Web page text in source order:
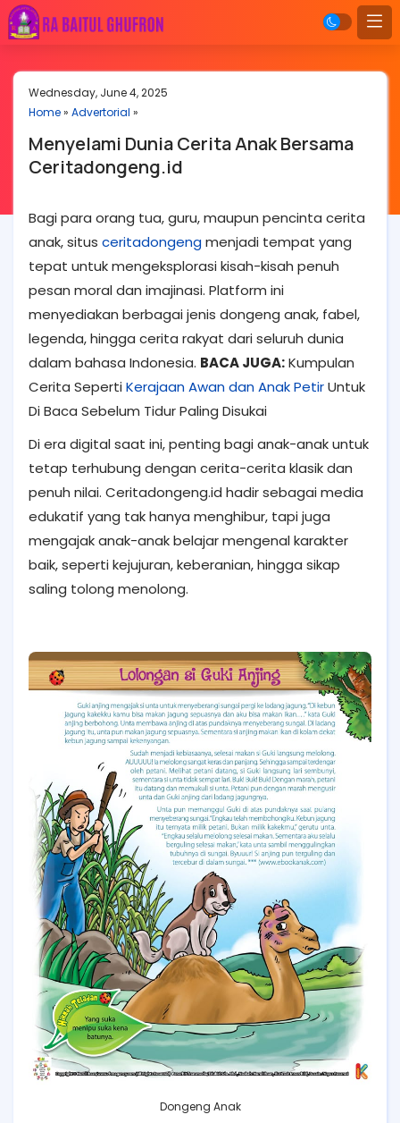
Wednesday, June 4, 2025
Home» Advertorial »
Menyelami Dunia Cerita Anak Bersama
Ceritadongeng.id
Bagi para orang tua, guru, maupun pencinta cerita
anak, situs ceritadongengmenjadi tempat yang
tepat untuk mengeksplorasi kisah-kisah penuh
pesan moral dan imajinasi. Platform ini
menyediakan berbagai jenis dongeng anak, fabel,
legenda, hingga cerita rakyat dari seluruh dunia
dalam bahasa Indonesia. BACA JUGA:Kumpulan
Cerita SepertiKerajaan Awan dan Anak PetirUntuk
Di Baca Sebelum Tidur Paling Disukai
Di era digital saat ini, penting bagi anak-anak untuk
tetap terhubung dengan cerita-cerita klasik dan
penuh nilai. Ceritadongeng.id hadir sebagai media
edukatif yang tak hanya menghibur, tapi juga
mengajak anak-anak belajar mengenal karakter
baik, seperti kejujuran, keberanian, hingga sikap
saling tolong menolong.
Dongeng Anak